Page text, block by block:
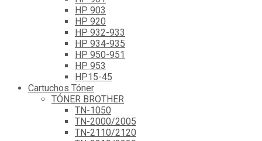
HP 903
HP 920
HP 932-933
HP 934-935
HP 950-951
HP 953
HP15-45
Cartuchos Tóner
TÓNER BROTHER
TN-1050
TN-2000/2005
TN-2110/2120